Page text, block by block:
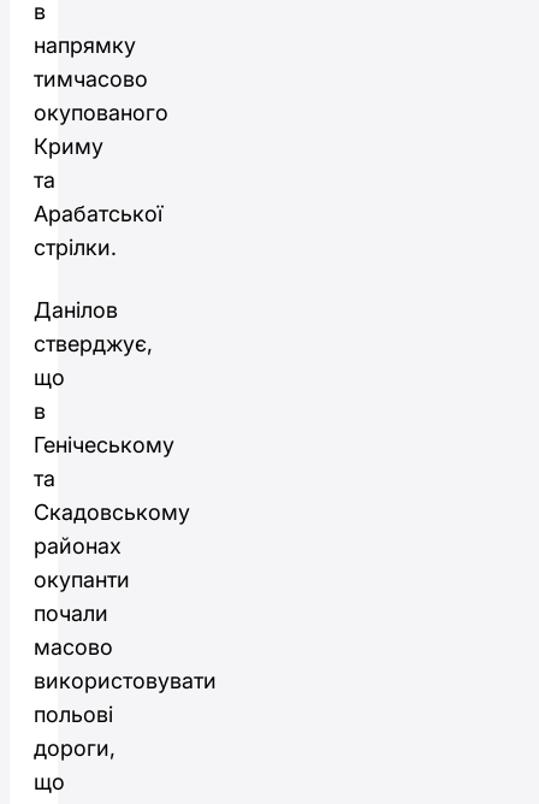
в
напрямку
тимчасово
окупованого
Криму
та
Арабатської
стрілки.
Данілов
стверджує,
що
в
Генічеському
та
Скадовському
районах
окупанти
почали
масово
використовувати
польові
дороги,
що